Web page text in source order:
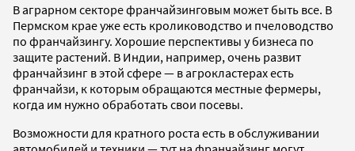
В аграрном секторе франчайзинговым может быть все. В
Пермском крае уже есть кролиководство и пчеловодство
по франчайзингу. Хорошие перспективы у бизнеса по
защите растений. В Индии, например, очень развит
франчайзинг в этой сфере — в агрокластерах есть
франчайзи, к которым обращаются местные фермеры,
когда им нужно обработать свои посевы.
Возможности для кратного роста есть в обслуживании